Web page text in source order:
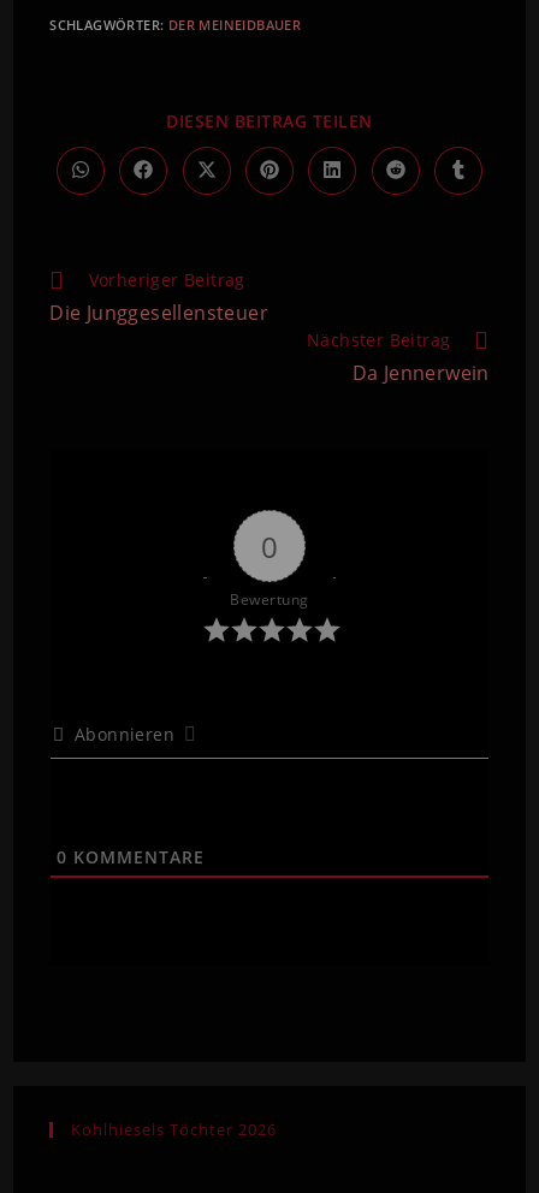
SCHLAGWÖRTER: DER MEINEIDBAUER
DIESEN BEITRAG TEILEN
Vorheriger Beitrag
Die Junggesellensteuer
Nächster Beitrag
Da Jennerwein
0
Bewertung
Abonnieren
0 KOMMENTARE
Kohlhiesels Töchter 2026